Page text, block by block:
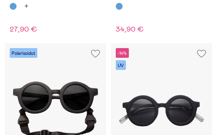
Breakproof, Navy
27,90 € 34,90 €
Polarisoidut -14%
UV